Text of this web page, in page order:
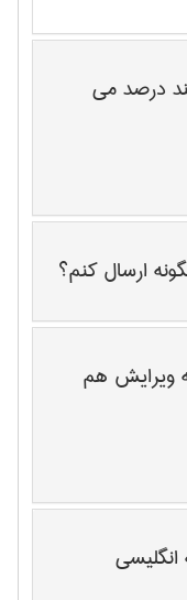
درصد می
ارسال کنم؟
ویرایش هم